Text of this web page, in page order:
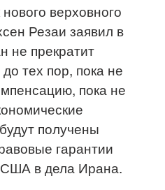
верховного
Резаи заявил в
не прекратит
тех пор, пока не
пока не
получены
гарантии
в дела Ирана.